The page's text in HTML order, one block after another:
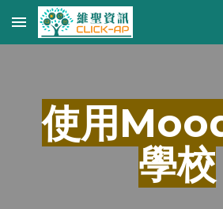
Skip to main content
使用
學校